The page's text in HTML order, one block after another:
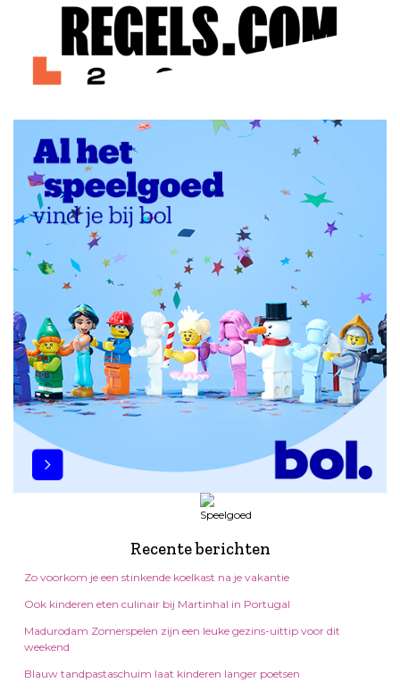
Recente berichten
Zo voorkom je een stinkende koelkast na je vakantie
Ook kinderen eten culinair bij Martinhal in Portugal
Madurodam Zomerspelen zijn een leuke gezins-uittip voor dit
weekend
Blauw tandpastaschuim laat kinderen langer poetsen